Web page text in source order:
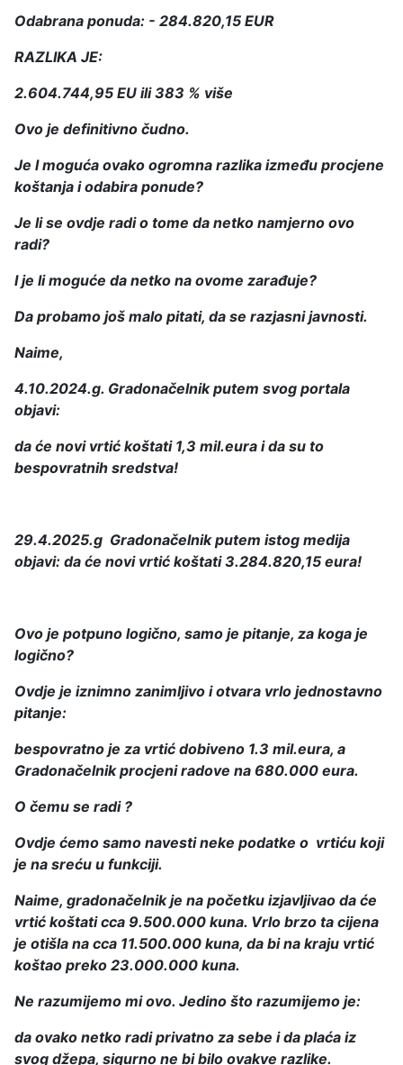
Odabrana ponuda: - 284.820,15 EUR
RAZLIKA JE:
2.604.744,95 EU ili 383 % više
Ovo je definitivno čudno.
Je l moguća ovako ogromna razlika između procjene
koštanja i odabira ponude?
Je li se ovdje radi o tome da netko namjerno ovo
radi?
I je li moguće da netko na ovome zarađuje?
Da probamo još malo pitati, da se razjasni javnosti.
Naime,
4.10.2024.g. Gradonačelnik putem svog portala
objavi:
da će novi vrtić koštati 1,3 mil.eura i da su to
bespovratnih sredstva!
29.4.2025.g Gradonačelnik putem istog medija
objavi: da će novi vrtić koštati 3.284.820,15 eura!
Ovo je potpuno logično, samo je pitanje, za koga je
logično?
Ovdje je iznimno zanimljivo i otvara vrlo jednostavno
pitanje:
bespovratno je za vrtić dobiveno 1.3 mil.eura, a
Gradonačelnik procjeni radove na 680.000 eura.
O čemu se radi ?
Ovdje ćemo samo navesti neke podatke o vrtiću koji
je na sreću u funkciji.
Naime, gradonačelnik je na početku izjavljivao da će
vrtić koštati cca 9.500.000 kuna. Vrlo brzo ta cijena
je otišla na cca 11.500.000 kuna, da bi na kraju vrtić
koštao preko 23.000.000 kuna.
Ne razumijemo mi ovo. Jedino što razumijemo je:
da ovako netko radi privatno za sebe i da plaća iz
svog džepa, sigurno ne bi bilo ovakve razlike.